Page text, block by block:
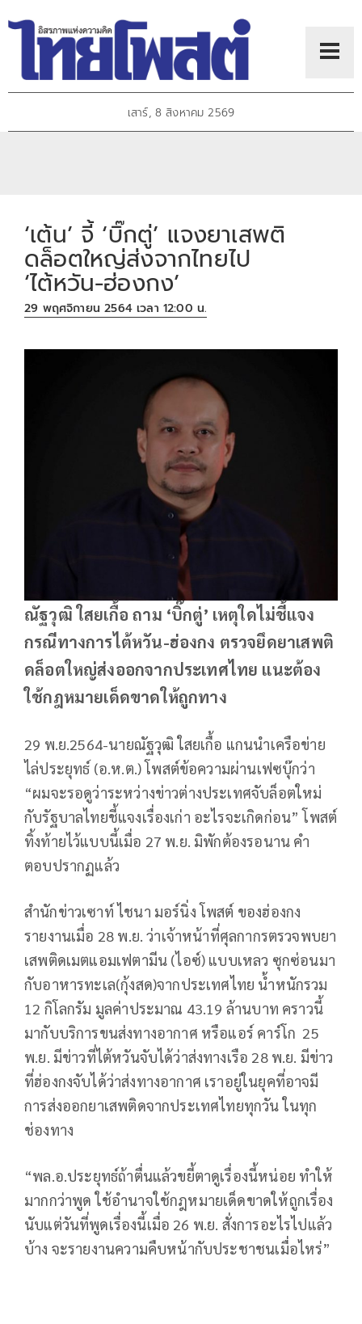
เสาร์, 8 สิงหาคม 2569
‘เต้น’ จี้ ‘บิ๊กตู่’ แจงยาเสพติ
ดล็อตใหญ่ส่งจากไทยไป
‘ไต้หวัน-ฮ่องกง’
29 พฤศจิกายน 2564 เวลา 12:00 น.
ณัฐวุฒิ ใสยเกื้อ ถาม ‘บิ๊กตู่’ เหตุใดไม่ชี้แจง
กรณีทางการไต้หวัน-ฮ่องกง ตรวจยึดยาเสพติ
ดล็อตใหญ่ส่งออกจากประเทศไทย แนะต้อง
ใช้กฎหมายเด็ดขาดให้ถูกทาง
29 พ.ย.2564-นายณัฐวุฒิ ใสยเกื้อ แกนนำเครือข่าย
ไล่ประยุทธ์ (อ.ห.ต.) โพสต์ข้อความผ่านเฟซบุ๊กว่า
“ผมจะรอดูว่าระหว่างข่าวต่างประเทศจับล็อตใหม่
กับรัฐบาลไทยชี้แจงเรื่องเก่า อะไรจะเกิดก่อน” โพสต์
ทิ้งท้ายไว้แบบนี้เมื่อ 27 พ.ย. มิพักต้องรอนาน คำ
ตอบปรากฏแล้ว
สำนักข่าวเซาท์ ไชนา มอร์นิ่ง โพสต์ ของฮ่องกง
รายงานเมื่อ 28 พ.ย. ว่าเจ้าหน้าที่ศุลกากรตรวจพบยา
เสพติดเมตแอมเฟตามีน (ไอซ์) แบบเหลว ซุกซ่อนมา
กับอาหารทะเล(กุ้งสด)จากประเทศไทย น้ำหนักรวม
12 กิโลกรัม มูลค่าประมาณ 43.19 ล้านบาท คราวนี้
มากับบริการขนส่งทางอากาศ หรือแอร์ คาร์โก 25
พ.ย. มีข่าวที่ไต้หวันจับได้ว่าส่งทางเรือ 28 พ.ย. มีข่าว
ที่ฮ่องกงจับได้ว่าส่งทางอากาศ เราอยู่ในยุคที่อาจมี
การส่งออกยาเสพติดจากประเทศไทยทุกวัน ในทุก
ช่องทาง
“พล.อ.ประยุทธ์ถ้าตื่นแล้วขยี้ตาดูเรื่องนี้หน่อย ทำให้
มากกว่าพูด ใช้อำนาจใช้กฎหมายเด็ดขาดให้ถูกเรื่อง
นับแต่วันที่พูดเรื่องนี้เมื่อ 26 พ.ย. สั่งการอะไรไปแล้ว
บ้าง จะรายงานความคืบหน้ากับประชาชนเมื่อไหร่”